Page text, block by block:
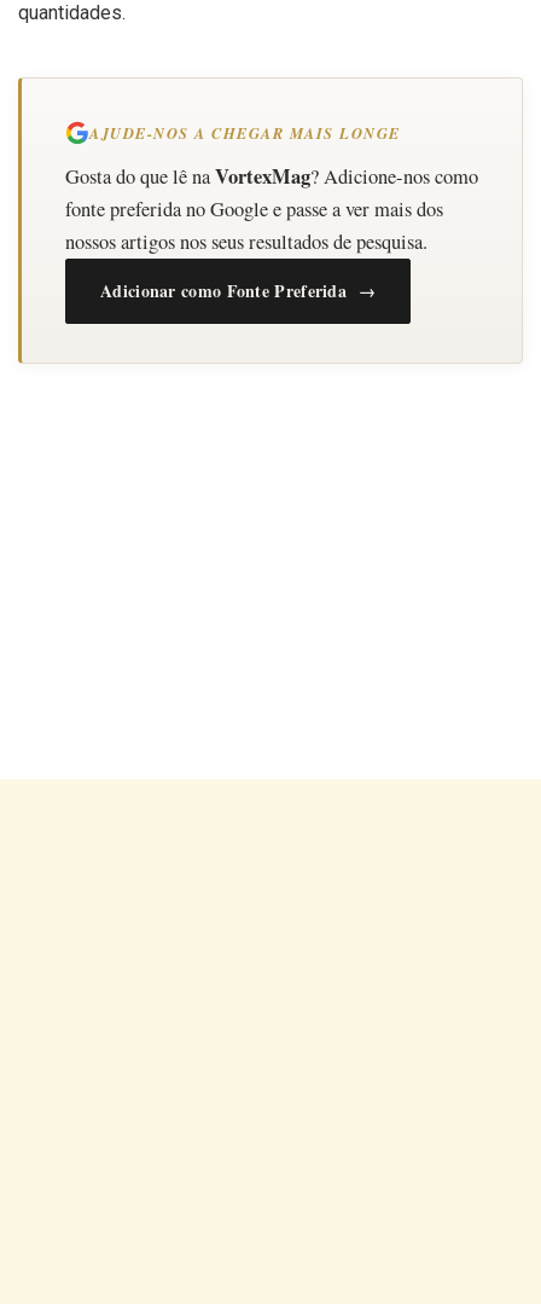
quantidades.
AJUDE-NOS A CHEGAR MAIS LONGE
Gosta do que lê naVortexMag? Adicione-nos como
fonte preferida no Google e passe a ver mais dos
nossos artigos nos seus resultados de pesquisa.
Adicionar como Fonte Preferida →